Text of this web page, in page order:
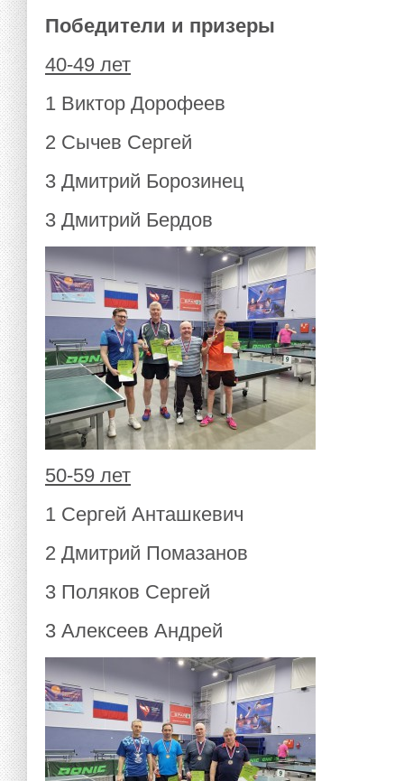
Победители и призеры
40-49 лет
1 Виктор Дорофеев
2 Сычев Сергей
3 Дмитрий Борозинец
3 Дмитрий Бердов
50-59 лет
1 Сергей Анташкевич
2 Дмитрий Помазанов
3 Поляков Сергей
3 Алексеев Андрей